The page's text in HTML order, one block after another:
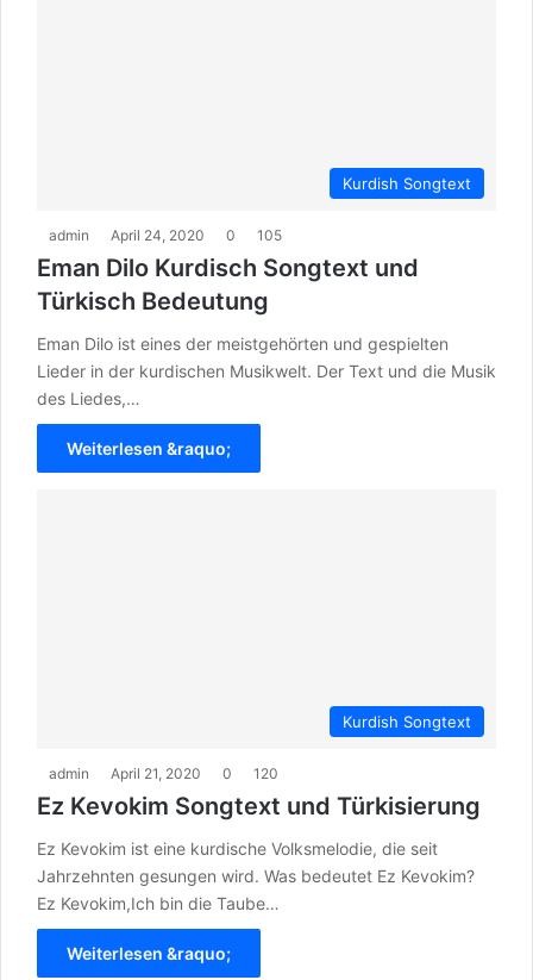
Kurdish Songtext
admin April 24, 2020 0 105
Eman Dilo Kurdisch Songtext und
Türkisch Bedeutung
Eman Dilo ist eines der meistgehörten und gespielten
Lieder in der kurdischen Musikwelt. Der Text und die Musik
des Liedes,…
Weiterlesen &raquo;
Kurdish Songtext
admin April 21, 2020 0 120
Ez Kevokim Songtext und Türkisierung
Ez Kevokim ist eine kurdische Volksmelodie, die seit
Jahrzehnten gesungen wird. Was bedeutet Ez Kevokim?
Ez Kevokim,Ich bin die Taube…
Weiterlesen &raquo;